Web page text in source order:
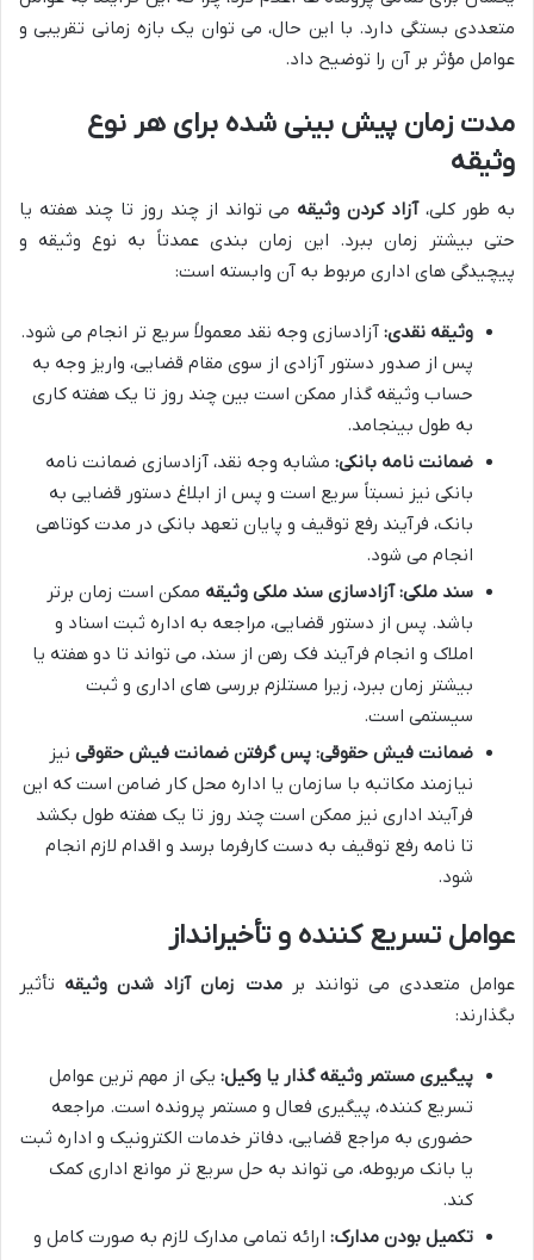
متعددی بستگی دارد. با این حال، می توان یک بازه زمانی تقریبی و
عوامل مؤثر بر آن را توضیح داد.
مدت زمان پیش بینی شده برای هر نوع
وثیقه
به طور کلی،آزاد کردن وثیقه می تواند از چند روز تا چند هفته یا
حتی بیشتر زمان ببرد. این زمان بندی عمدتاً به نوع وثیقه و
پیچیدگی های اداری مربوط به آن وابسته است:
وثیقه نقدی: آزادسازی وجه نقد معمولاً سریع تر انجام می شود.
پس از صدور دستور آزادی از سوی مقام قضایی، واریز وجه به
حساب وثیقه گذار ممکن است بین چند روز تا یک هفته کاری
به طول بینجامد.
ضمانت نامه بانکی: مشابه وجه نقد، آزادسازی ضمانت نامه
بانکی نیز نسبتاً سریع است و پس از ابلاغ دستور قضایی به
بانک، فرآیند رفع توقیف و پایان تعهد بانکی در مدت کوتاهی
انجام می شود.
سند ملکی: آزادسازی سند ملکی وثیقه ممکن است زمان برتر
باشد. پس از دستور قضایی، مراجعه به اداره ثبت اسناد و
املاک و انجام فرآیند فک رهن از سند، می تواند تا دو هفته یا
بیشتر زمان ببرد، زیرا مستلزم بررسی های اداری و ثبت
سیستمی است.
ضمانت فیش حقوقی: پس گرفتن ضمانت فیش حقوقی نیز
نیازمند مکاتبه با سازمان یا اداره محل کار ضامن است که این
فرآیند اداری نیز ممکن است چند روز تا یک هفته طول بکشد
تا نامه رفع توقیف به دست کارفرما برسد و اقدام لازم انجام
شود.
عوامل تسریع کننده و تأخیرانداز
عوامل متعددی می توانند برمدت زمان آزاد شدن وثیقه تأثیر
بگذارند:
پیگیری مستمر وثیقه گذار یا وکیل: یکی از مهم ترین عوامل
تسریع کننده، پیگیری فعال و مستمر پرونده است. مراجعه
حضوری به مراجع قضایی، دفاتر خدمات الکترونیک و اداره ثبت
یا بانک مربوطه، می تواند به حل سریع تر موانع اداری کمک
کند.
تکمیل بودن مدارک: ارائه تمامی مدارک لازم به صورت کامل و